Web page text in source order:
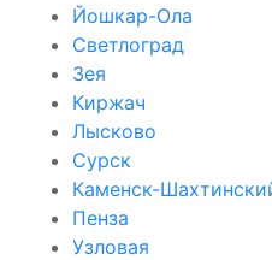
Йошкар-Ола
Светлоград
Зея
Киржач
Лысково
Сурск
Каменск-
Пенза
Узловая